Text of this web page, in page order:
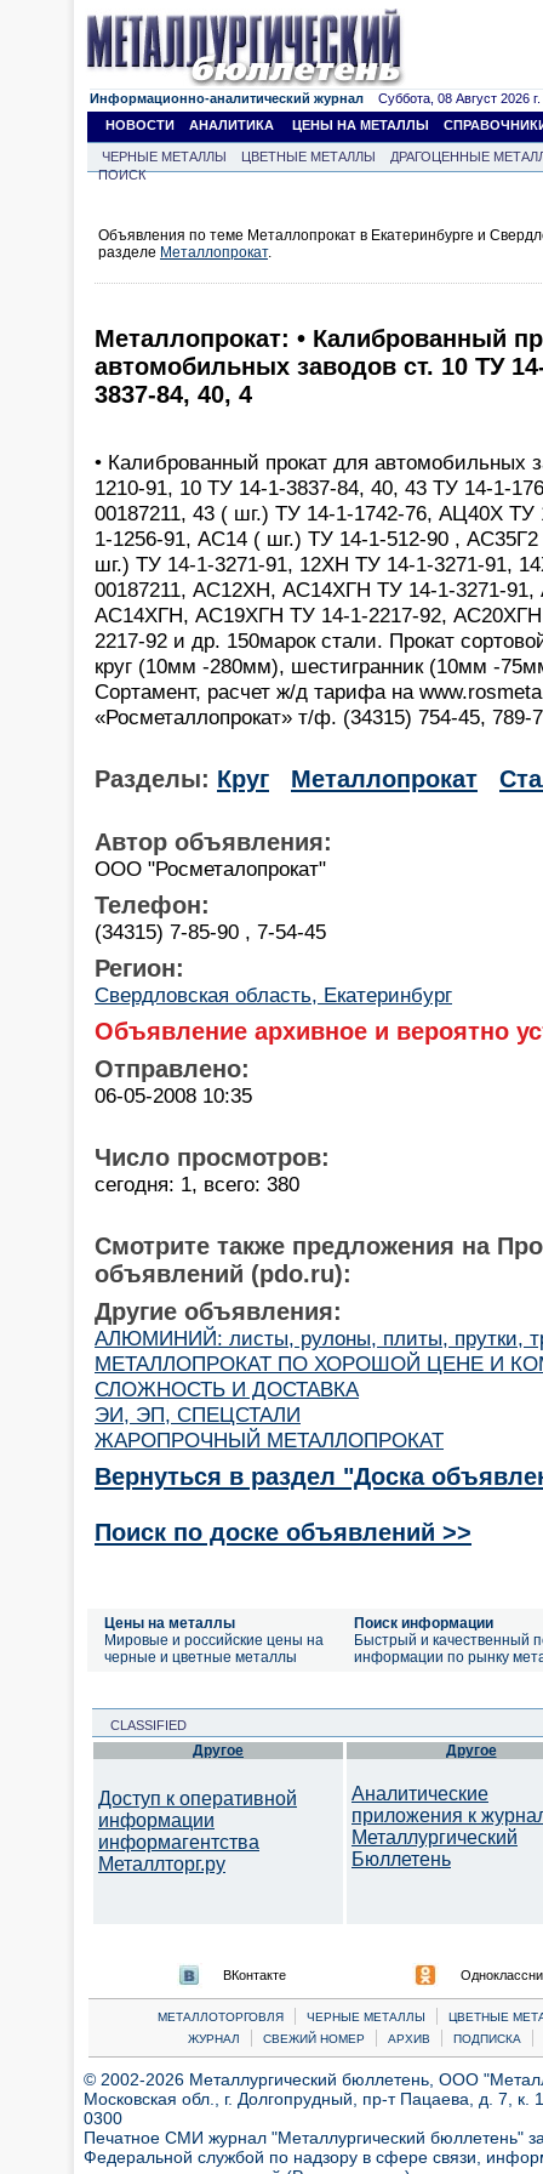
Информационно-аналитический журнал Суббота, 08 Август 2026 г.
НОВОСТИ
АНАЛИТИКА ЦЕНЫ НА МЕТАЛЛЫ
ЧЕРНЫЕ МЕТАЛЛЫ ЦВЕТНЫЕ МЕТАЛЛЫ
ДРАГОЦЕННЫЕ
ПОИСК
Объявления по теме Металлопрокат в Екатеринбурге и
разделе Металлопрокат.
Металлопрокат: • Калиброванный
автомобильных заводов ст. 10 ТУ
3837-84, 40, 4
• Калиброванный прокат для автомобильных
1210-91, 10 ТУ 14-1-3837-84, 40, 43 ТУ 14-1-
00187211, 43 ( шг.) ТУ 14-1-1742-76, АЦ40Х
1-1256-91, АС14 ( шг.) ТУ 14-1-512-90 ,
шг.) ТУ 14-1-3271-91, 12ХН ТУ 14-1-3271-91,
00187211, АС12ХН, АС14ХГН ТУ 14-1-3271-
АС14ХГН, АС19ХГН ТУ 14-1-2217-92,
2217-92 и др. 150марок стали. Прокат
круг (10мм -280мм), шестигранник (10мм -
Сортамент, расчет ж/д тарифа на
«Росметаллопрокат» т/ф. (34315) 754-45, 789-
Разделы: Круг Металлопрокат
Автор объявления:
ООО "Росметалопрокат"
Телефон:
(34315) 7-85-90 , 7-54-45
Регион:
Свердловская область, Екатеринбург
Объявление архивное и вероятно
Отправлено:
06-05-2008 10:35
Число просмотров:
сегодня: 1, всего: 380
Смотрите также предложения на
объявлений (pdo.ru):
Другие объявления:
АЛЮМИНИЙ: листы, рулоны, плиты, прутки,
МЕТАЛЛОПРОКАТ ПО ХОРОШОЙ ЦЕНЕ И
СЛОЖНОСТЬ И ДОСТАВКА
ЭИ, ЭП, СПЕЦСТАЛИ
ЖАРОПРОЧНЫЙ МЕТАЛЛОПРОКАТ
Вернуться в раздел "Доска
Поиск по доске объявлений >>
Цены на металлы
Мировые и российские цены на
черные и цветные металлы
Поиск информации
Быстрый и качественный
информации по рынку
CLASSIFIED
Другое
Доступ к оперативной
информации
информагентства
Металлторг.ру
Другое
Аналитические
приложения к
Металлургический
Бюллетень
ВКонтакте
МЕТАЛЛОТОРГОВЛЯ | ЧЕРНЫЕ МЕТАЛЛЫ |
ЦВЕТНЫЕ
ЖУРНАЛ
| СВЕЖИЙ НОМЕР | АРХИВ | ПОДПИСКА |
© 2002-2026 Металлургический бюллетень, ООО
Московская обл., г. Долгопрудный, пр-т Пацаева, д. 7,
0300
Печатное СМИ журнал "Металлургический бюллетень"
Федеральной службой по надзору в сфере связи,